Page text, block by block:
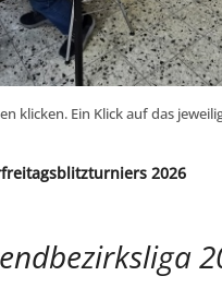
klicken. Ein Klick auf das
2026